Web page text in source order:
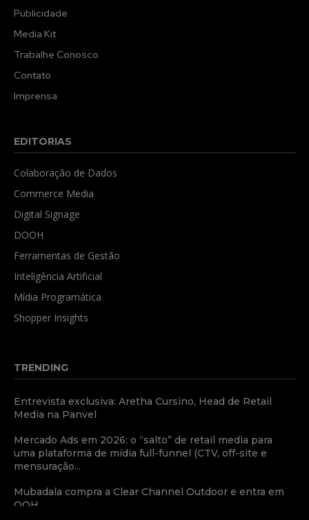
Publicidade
Media Kit
Trabalhe Conosco
Contato
Imprensa
EDITORIAS
Colaboração de Dados
Commerce Media
Digital Signage
DOOH
Ferramentas de Gestão
Inteligência Artificial
Mídia Programática
Shopper Insights
TRENDING
Entrevista exclusiva: Aretha Cursino, Head de Retail
Media na Panvel
Mercado Ads em 2026: o “salto” de retail media para
uma plataforma de mídia full-funnel (CTV, off-site e
mensuração...
Mubadala compra a Clear Channel Outdoor e entra em
OOH